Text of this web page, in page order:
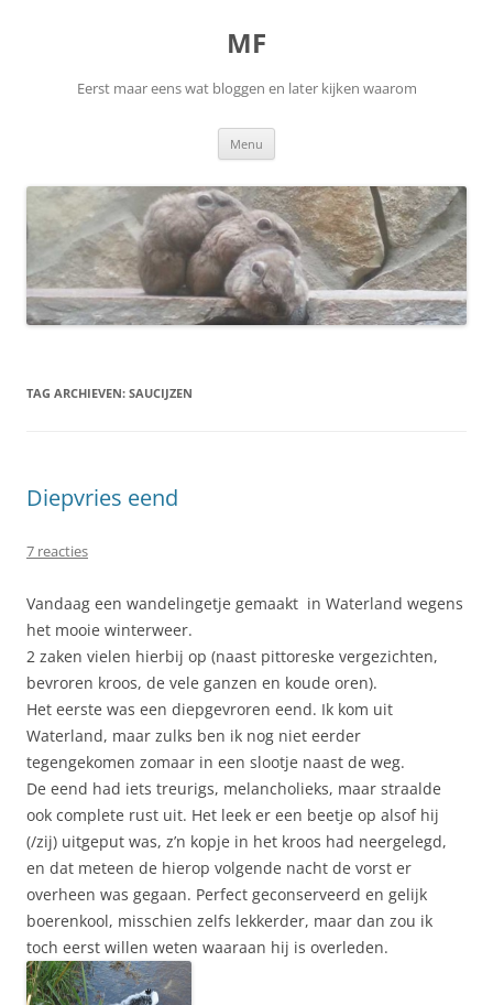
MF
Eerst maar eens wat bloggen en later kijken waarom
Menu
TAG ARCHIEVEN: SAUCIJZEN
Diepvries eend
7 reacties
Vandaag een wandelingetje gemaakt in Waterland wegens
het mooie winterweer.
2 zaken vielen hierbij op (naast pittoreske vergezichten,
bevroren kroos, de vele ganzen en koude oren).
Het eerste was een diepgevroren eend. Ik kom uit
Waterland, maar zulks ben ik nog niet eerder
tegengekomen zomaar in een slootje naast de weg.
De eend had iets treurigs, melancholieks, maar straalde
ook complete rust uit. Het leek er een beetje op alsof hij
(/zij) uitgeput was, z’n kopje in het kroos had neergelegd,
en dat meteen de hierop volgende nacht de vorst er
overheen was gegaan. Perfect geconserveerd en gelijk
boerenkool, misschien zelfs lekkerder, maar dan zou ik
toch eerst willen weten waaraan hij is overleden.